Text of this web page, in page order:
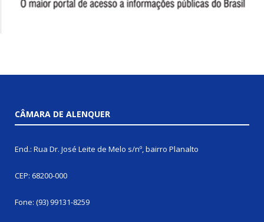
CÂMARA DE ALENQUER
End.: Rua Dr. José Leite de Melo s/nº, bairro Planalto
CEP: 68200-000
Fone: (93) 99131-8259